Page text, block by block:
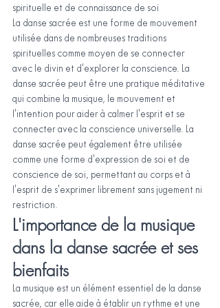
spirituelle et de connaissance de soi
La danse sacrée est une forme de mouvement
utilisée dans de nombreuses traditions
spirituelles comme moyen de se connecter
avec le divin et d'explorer la conscience. La
danse sacrée peut être une pratique méditative
qui combine la musique, le mouvement et
l'intention pour aider à calmer l'esprit et se
connecter avec la conscience universelle. La
danse sacrée peut également être utilisée
comme une forme d'expression de soi et de
conscience de soi, permettant au corps et à
l'esprit de s'exprimer librement sans jugement ni
restriction.
L'importance de la musique
dans la danse sacrée et ses
bienfaits
La musique est un élément essentiel de la danse
sacrée, car elle aide à établir un rythme et une